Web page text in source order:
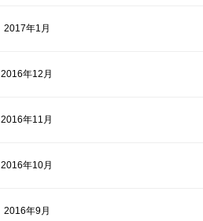
2017年1月
2016年12月
2016年11月
2016年10月
2016年9月